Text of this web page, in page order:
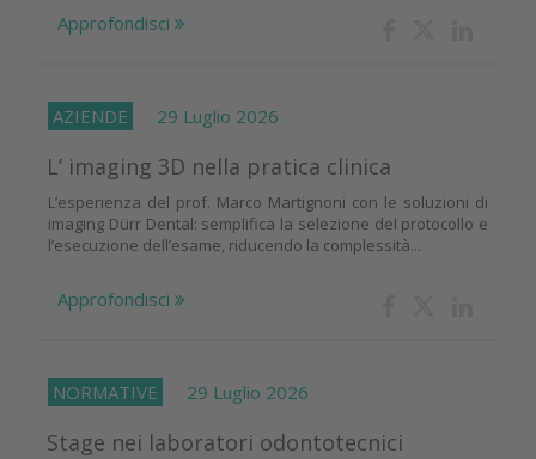
Approfondisci
AZIENDE 29 Luglio 2026
L’ imaging 3D nella pratica clinica
L’esperienza del prof. Marco Martignoni con le soluzioni di
imaging Dürr Dental: semplifica la selezione del protocollo e
l’esecuzione dell’esame, riducendo la complessità...
Approfondisci
NORMATIVE 29 Luglio 2026
Stage nei laboratori odontotecnici